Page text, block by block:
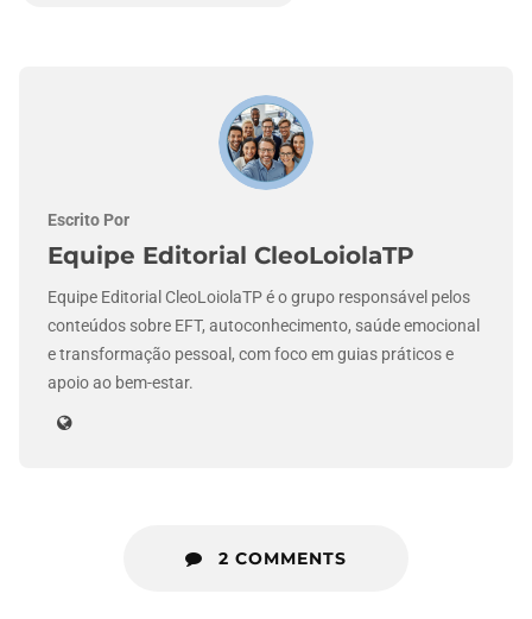
Escrito Por
Equipe Editorial CleoLoiolaTP
Equipe Editorial CleoLoiolaTP é o grupo responsável pelos
conteúdos sobre EFT, autoconhecimento, saúde emocional
e transformação pessoal, com foco em guias práticos e
apoio ao bem-estar.
2 COMMENTS